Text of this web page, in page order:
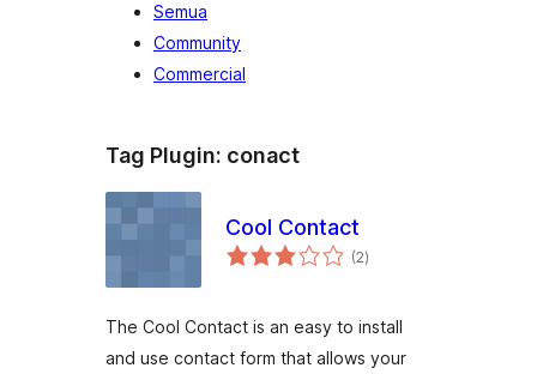
Semua
Community
Commercial
Tag Plugin: conact
Cool Contact
(2total
rating
)
The Cool Contact is an easy to install
and use contact form that allows your